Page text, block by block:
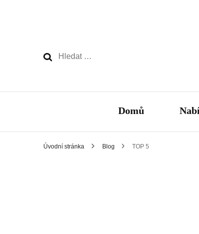
Vyhledávání
Domů
Úvodní stránka Blog TOP 5